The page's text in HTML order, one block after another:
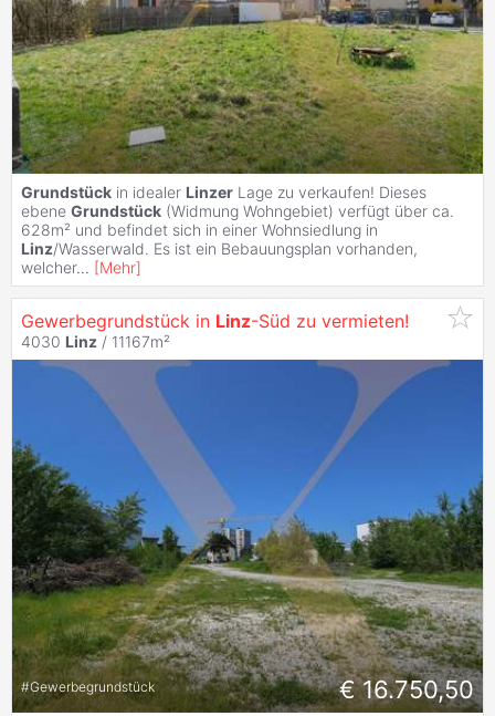
Grundstück in idealer Linzer Lage zu verkaufen! Dieses
ebene Grundstück (Widmung Wohngebiet) verfügt über ca.
628m² und befindet sich in einer Wohnsiedlung in
Linz/Wasserwald. Es ist ein Bebauungsplan vorhanden,
welcher... [Mehr]
Gewerbegrundstück in Linz-Süd zu vermieten!
4030 Linz / 11167m²
#Gewerbegrundstück € 16.750,50